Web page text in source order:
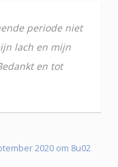
periode niet
lach en mijn
en tot
2020 om 8u02